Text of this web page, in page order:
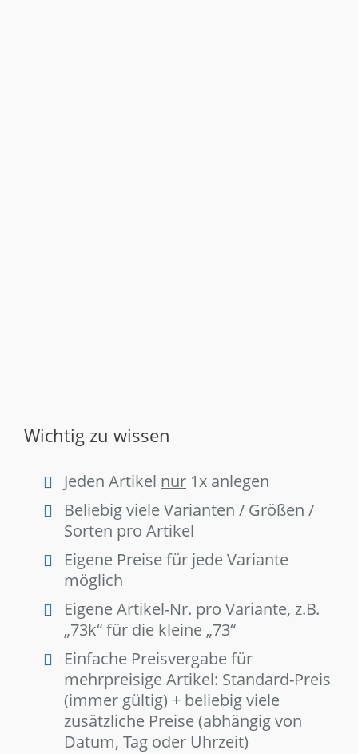
Wichtig zu wissen
Jeden Artikel nur 1x anlegen
Beliebig viele Varianten / Größen /
Sorten pro Artikel
Eigene Preise für jede Variante
möglich
Eigene Artikel-Nr. pro Variante, z.B.
„73k“ für die kleine „73“
Einfache Preisvergabe für
mehrpreisige Artikel: Standard-Preis
(immer gültig) + beliebig viele
zusätzliche Preise (abhängig von
Datum, Tag oder Uhrzeit)